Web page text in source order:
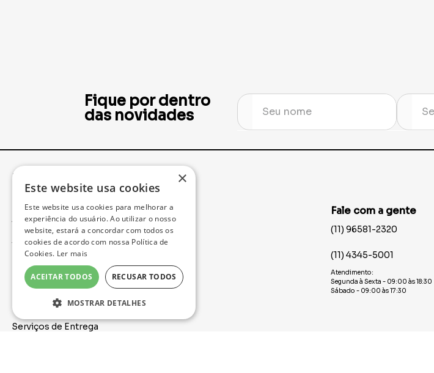
Fique por dentro
das novidades
Institucional
Acompanhe seu Pedido
Trocas e Devoluções
Política de Privacidade
Formas de Pagamento
Serviços de Entrega
Fale com a gente
(11) 96581-2320
(11) 4345-5001
Atendimento:
Segunda à Sexta - 09:00 às 18:30
Sábado - 09:00 às 17:30
×
Este website usa cookies
Este website usa cookies para melhorar a
experiência do usuário. Ao utilizar o nosso
website, estará a concordar com todos os
cookies de acordo com nossa Política de
Cookies. Ler mais
ACEITAR TODOS RECUSAR TODOS
MOSTRAR DETALHES